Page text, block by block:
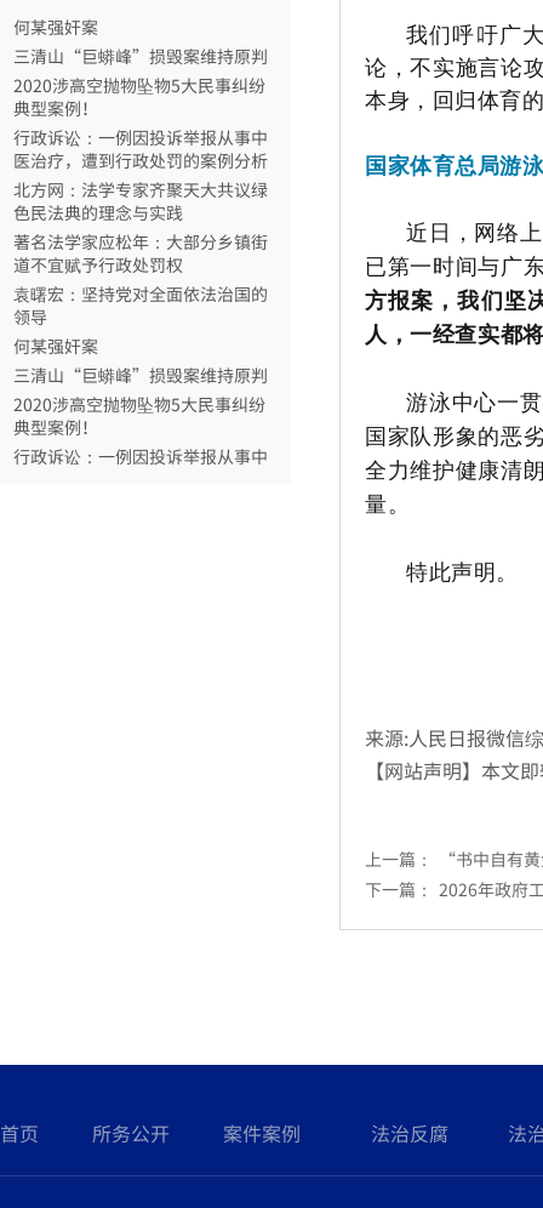
我们呼吁广
论，不实施言论
本身，回归体育
国家体育总局游
近日，网络
已第一时间与广
方报案，我们坚
人，一经查实都
游泳中心一
国家队形象的恶
全力维护健康清
量。
特此声明。
来源:人民日报微信
【网站声明】本文
上一篇：
“书中自有
下一篇： 2026年政府
何某强奸案
三清山“巨蟒峰”损毁案维持原判
2020涉高空抛物坠物5大民事纠纷
典型案例！
行政诉讼：一例因投诉举报从事中
医治疗，遭到行政处罚的案例分析
北方网：法学专家齐聚天大共议绿
色民法典的理念与实践
著名法学家应松年：大部分乡镇街
道不宜赋予行政处罚权
袁曙宏：坚持党对全面依法治国的
领导
何某强奸案
三清山“巨蟒峰”损毁案维持原判
2020涉高空抛物坠物5大民事纠纷
典型案例！
行政诉讼：一例因投诉举报从事中
医治疗，遭到行政处罚的案例分析
北方网：法学专家齐聚天大共议绿
首页 所务公开 案件案例 法治反腐 法